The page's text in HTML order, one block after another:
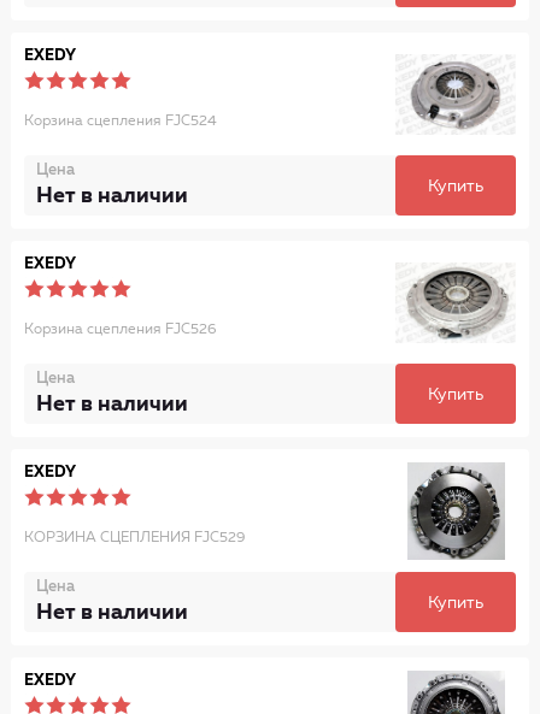
EXEDY
Корзина сцепления FJC524
Цена
Нет в наличии Купить
EXEDY
Корзина сцепления FJC526
Цена
Нет в наличии Купить
EXEDY
КОРЗИНА СЦЕПЛЕНИЯ FJC529
Цена
Нет в наличии Купить
EXEDY